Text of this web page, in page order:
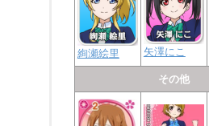
絢瀬絵里 矢澤にこ
その他